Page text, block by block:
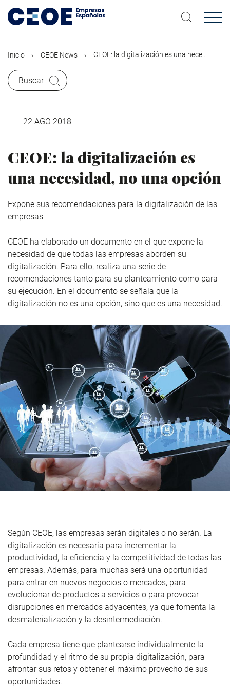
contenido
Inicio CEOE News CEOE: la digitalización es una nece...
Buscar
22 AGO 2018
CEOE: la digitalización es
una necesidad, no una opción
Expone sus recomendaciones para la digitalización de las
empresas
CEOE ha elaborado un documento en el que expone la
necesidad de que todas las empresas aborden su
digitalización. Para ello, realiza una serie de
recomendaciones tanto para su planteamiento como para
su ejecución. En el documento se señala que la
digitalización no es una opción, sino que es una necesidad.
Según CEOE, las empresas serán digitales o no serán. La
digitalización es necesaria para incrementar la
productividad, la eficiencia y la competitividad de todas las
empresas. Además, para muchas será una oportunidad
para entrar en nuevos negocios o mercados, para
evolucionar de productos a servicios o para provocar
disrupciones en mercados adyacentes, ya que fomenta la
desmaterialización y la desintermediación.
Cada empresa tiene que plantearse individualmente la
profundidad y el ritmo de su propia digitalización, para
afrontar sus retos y obtener el máximo provecho de sus
oportunidades.